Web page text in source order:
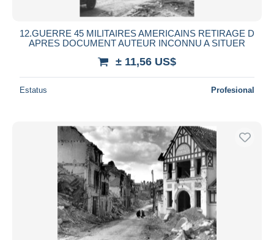
12.GUERRE 45 MILITAIRES AMERICAINS RETIRAGE D
APRES DOCUMENT AUTEUR INCONNU A SITUER
± 11,56 US$
Estatus Profesional